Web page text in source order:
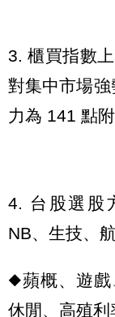
3. 櫃買指數
對集中市場
力為 141 點附
4. 台股選股
NB、生技、
◆蘋概、遊戲
休閒、高殖利